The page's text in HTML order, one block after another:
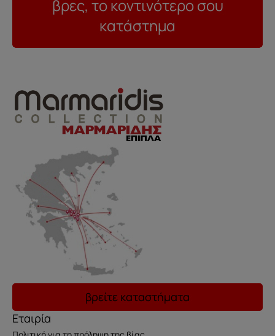
βρες, το κοντινότερο σου
κατάστημα
βρείτε καταστήματα
Εταιρία